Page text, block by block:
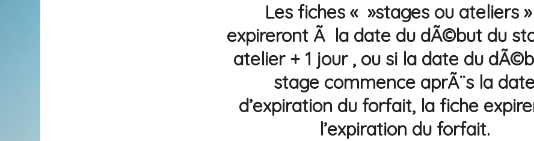
Les fiches « »stages ou ateliers »
expireront Ã la date du dÃ©but du
atelier + 1 jour , ou si la date du
stage commence aprÃ¨s la
d’expiration du forfait, la fiche
l’expiration du forfait.